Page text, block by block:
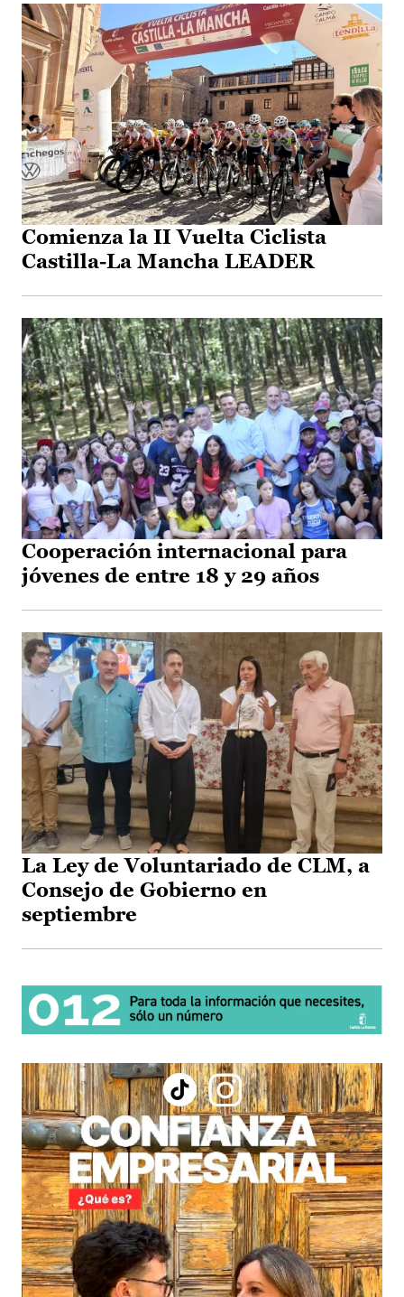
Comienza la II Vuelta Ciclista
Castilla-La Mancha LEADER
Cooperación internacional para
jóvenes de entre 18 y 29 años
La Ley de Voluntariado de CLM, a
Consejo de Gobierno en
septiembre